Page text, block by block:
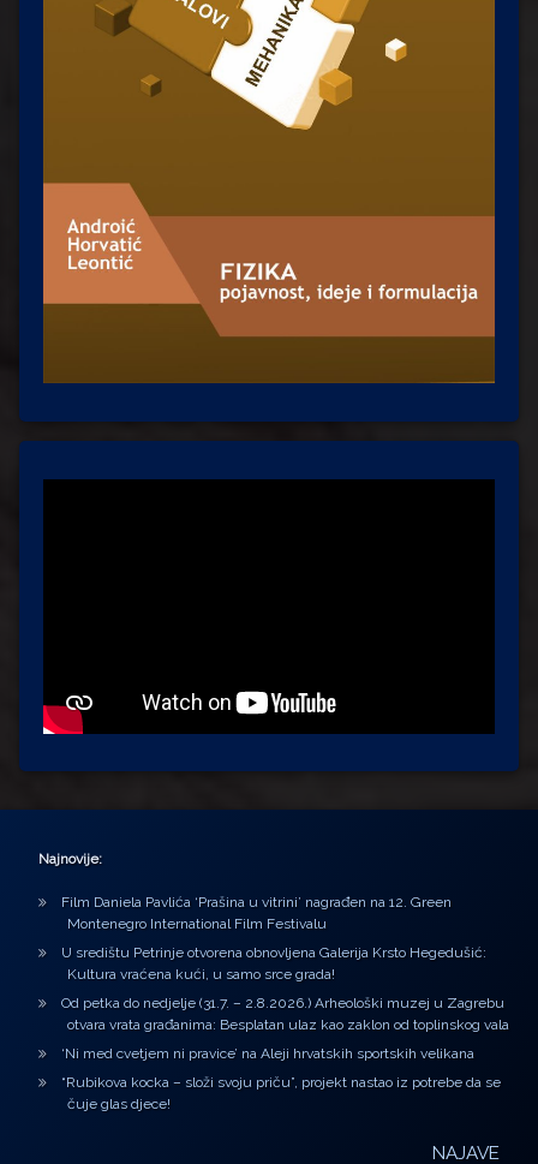
Najnovije:
Film Daniela Pavlića ‘Prašina u vitrini’ nagrađen na 12. Green
Montenegro International Film Festivalu
U središtu Petrinje otvorena obnovljena Galerija Krsto Hegedušić:
Kultura vraćena kući, u samo srce grada!
Od petka do nedjelje (31.7. – 2.8.2026.) Arheološki muzej u Zagrebu
otvara vrata građanima: Besplatan ulaz kao zaklon od toplinskog vala
‘Ni med cvetjem ni pravice’ na Aleji hrvatskih sportskih velikana
“Rubikova kocka – složi svoju priču”, projekt nastao iz potrebe da se
čuje glas djece!
NAJAVE